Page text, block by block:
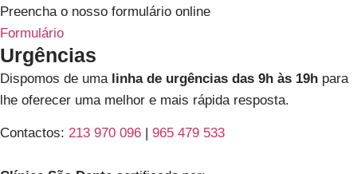
Preencha o nosso formulário online
Formulário
Urgências
Dispomos de uma linha de urgências das 9h às 19h para
lhe oferecer uma melhor e mais rápida resposta.
Contactos: 213 970 096 965 479 533